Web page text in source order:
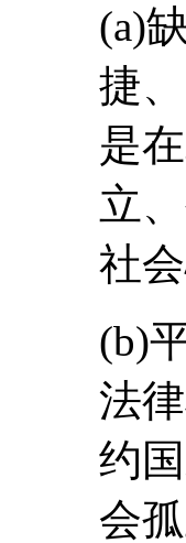
(a)
捷
是
立
社
(b)
法
约
会